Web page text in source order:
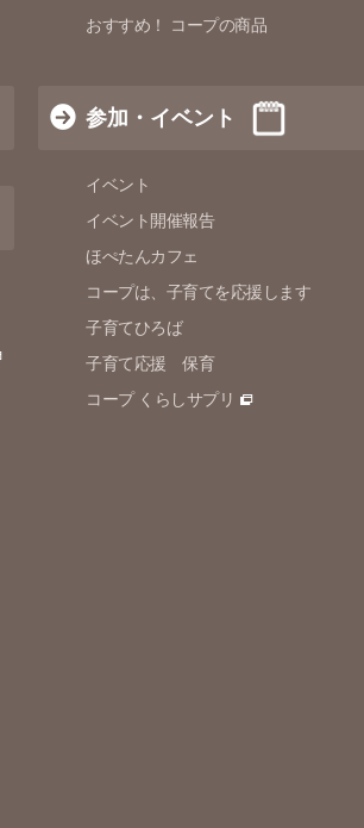
おすすめ！ コープの商品
参加・イベント
イベント
イベント開催報告
ほぺたんカフェ
コープは、子育てを応援します
子育てひろば
子育て応援 保育
コープ くらしサプリ